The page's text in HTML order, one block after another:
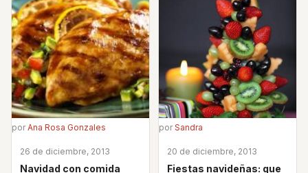
porAna Rosa Gonzales
26 de diciembre, 2013
Navidad con comida
porSandra
20 de diciembre, 2013
Fiestas navideñas: que